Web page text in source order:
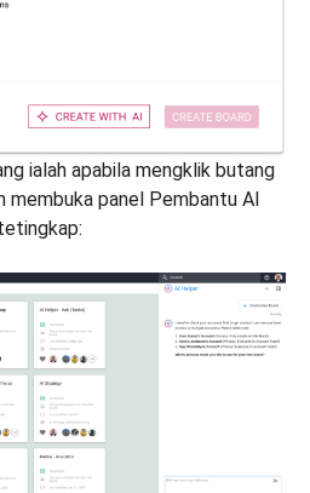
ialah apabila mengklik butang
membuka panel Pembantu AI